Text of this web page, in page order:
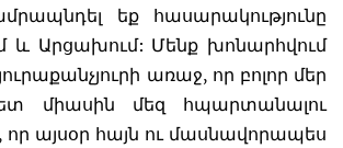
եք հասարակությունը
և Արցախում: Մենք խոնարհվում
առաջ, որ բոլոր մեր
միասին մեզ հպարտանալու
որ այսօր հայն ու մասնավորապես